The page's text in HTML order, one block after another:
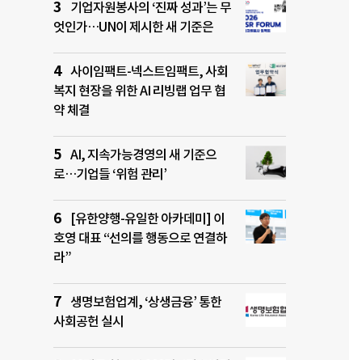
기업자원봉사의 ‘진짜 성과’는 무
엇인가…UN이 제시한 새 기준은
사이임팩트-넥스트임팩트, 사회
복지 현장을 위한 AI 리빙랩 업무 협
약 체결
AI, 지속가능경영의 새 기준으
로…기업들 ‘위험 관리’
[유한양행-유일한 아카데미] 이
호영 대표 “선의를 행동으로 연결하
라”
생명보험업계, ‘상생금융’ 통한
사회공헌 실시